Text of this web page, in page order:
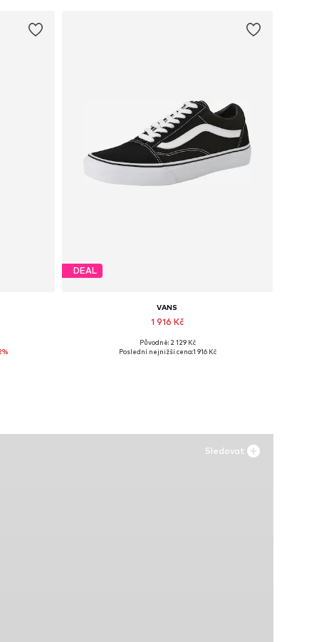
DEAL
VANS
1 916 Kč
Dostupné v mnoha velikostech
Původně: 2 129 Kč
Poslední nejnižší cena:1 916 Kč
Sledovat